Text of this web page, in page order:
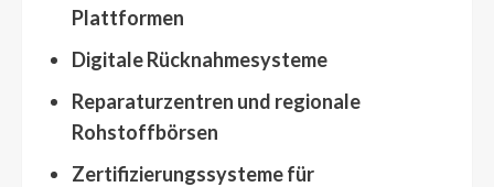
Plattformen
Digitale Rücknahmesysteme
Reparaturzentren und regionale
Rohstoffbörsen
Zertifizierungssysteme für